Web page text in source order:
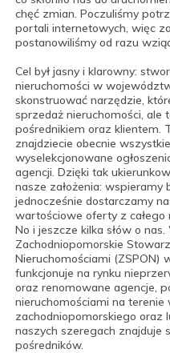
chęć zmian. Poczuliśmy
portali internetowych, więc
postanowiliśmy od razu
Cel był jasny i klarowny:
nieruchomości w
skonstruować narzędzie,
sprzedaż nieruchomości, ale
pośrednikiem oraz klientem.
znajdziecie obecnie
wyselekcjonowane
agencji. Dzięki tak
nasze założenia: wspieramy
jednocześnie dostarczamy
wartościowe oferty z całego
No i jeszcze kilka słów o
Zachodniopomorskie
Nieruchomościami (ZSPON)
funkcjonuje na rynku
oraz renomowane agencje,
nieruchomościami na
zachodniopomorskiego oraz
naszych szeregach znajduje
pośredników.